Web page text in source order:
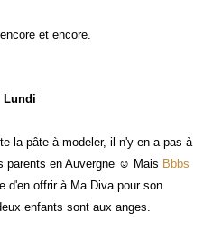
et encore.
Lundi
la pâte à modeler, il n'y en a pas à
parents en Auvergne ☺ Mais Bbbs
d'en offrir à Ma Diva pour son
enfants sont aux anges.